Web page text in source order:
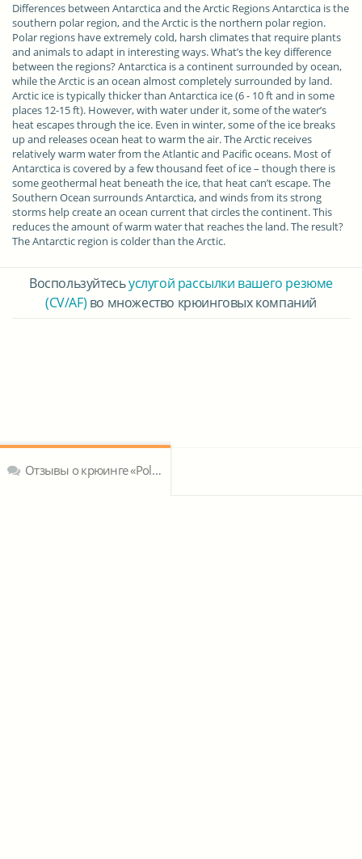
Differences between Antarctica and the Arctic Regions Antarctica is the
southern polar region, and the Arctic is the northern polar region.
Polar regions have extremely cold, harsh climates that require plants
and animals to adapt in interesting ways. What’s the key difference
between the regions? Antarctica is a continent surrounded by ocean,
while the Arctic is an ocean almost completely surrounded by land.
Arctic ice is typically thicker than Antarctica ice (6 - 10 ft and in some
places 12-15 ft). However, with water under it, some of the water’s
heat escapes through the ice. Even in winter, some of the ice breaks
up and releases ocean heat to warm the air. The Arctic receives
relatively warm water from the Atlantic and Pacific oceans. Most of
Antarctica is covered by a few thousand feet of ice – though there is
some geothermal heat beneath the ice, that heat can’t escape. The
Southern Ocean surrounds Antarctica, and winds from its strong
storms help create an ocean current that circles the continent. This
reduces the amount of warm water that reaches the land. The result?
The Antarctic region is colder than the Arctic.
Воспользуйтесьуслугой рассылки вашего резюме
(CV/AF) во множество крюинговых компаний
Отзывы о крюинге «Polar Cruises»